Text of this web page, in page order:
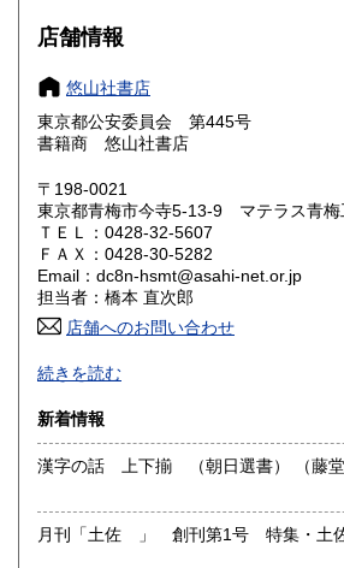
大阪府
奈良県
鳥取県 1,600円
岡山県
山口県 1,600円
香川県 1,600円 愛媛県
高知県 1,600円
佐賀県
熊本県 1,600円 大分県
沖縄県 1,600円
店舗情報
悠山社書店
東京都公安委員会 第445号
書籍商 悠山社書店
〒198-0021
東京都青梅市今寺5-13-9 マテラス青梅
ＴＥＬ：0428-32-5607
ＦＡＸ：0428-30-5282
Email：dc8n-hsmt@asahi-net.or.jp
担当者：橋本 直次郎
店舗へのお問い合わせ
誠実・迅速
沿線名：青梅線
最寄駅：小作駅
営業時間：am.9〜pm.5
定休日：特になし
書籍の買取について
続きを読む
新着情報
漢字の話 上下揃 （
月刊「土佐 」 創刊第1号 特集・土